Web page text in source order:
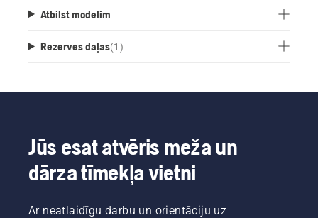
Atbilst modelim
Rezerves daļas(1 )
Jūs esat atvēris meža un
dārza tīmekļa vietni
Ar neatlaidīgu darbu un orientāciju uz